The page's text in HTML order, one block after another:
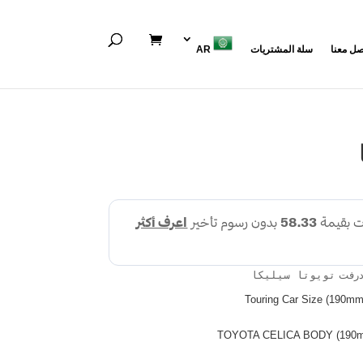
معنا سلة المشتريات AR
تويوتا سيليكا